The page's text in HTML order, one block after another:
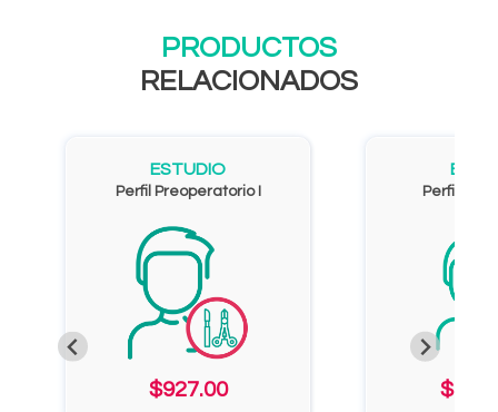
PRODUCTOS
RELACIONADOS
ESTUDIO
Perfil Preoperatorio I
$927.00
Perfil